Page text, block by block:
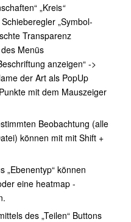
„Kreis“
„Symbol-
Transparenz
Menüs
anzeigen“ ->
der Art als PopUp
mit dem Mauszeiger
Beobachtung (alle
können mit mit Shift +
„Ebenentyp“ können
eine heatmap -
des „Teilen“ Buttons